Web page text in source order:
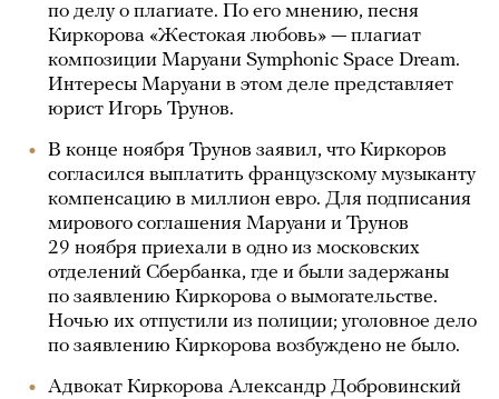
по делу о плагиате. По его мнению, песня
Киркорова «Жестокая любовь» — плагиат
композиции Маруани Symphonic Space Dream.
Интересы Маруани в этом деле представляет
юрист Игорь Трунов.
В конце ноября Трунов заявил, что Киркоров
согласился выплатить французскому музыканту
компенсацию в миллион евро. Для подписания
мирового соглашения Маруани и Трунов
29 ноября приехали в одно из московских
отделений Сбербанка, где и были задержаны
по заявлению Киркорова о вымогательстве.
Ночью их отпустили из полиции; уголовное дело
по заявлению Киркорова возбуждено не было.
Адвокат Киркорова Александр Добровинский